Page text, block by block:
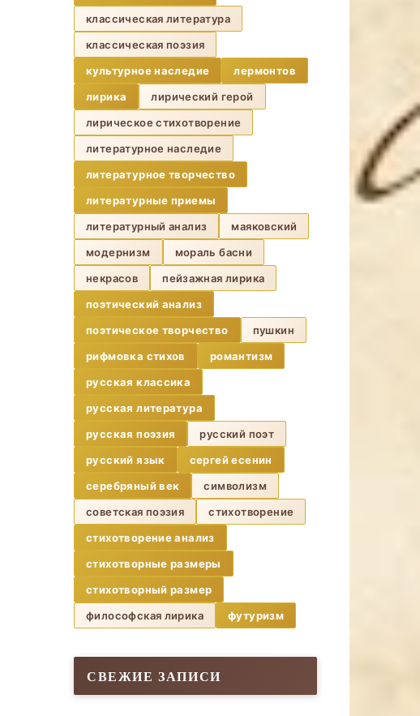
классическая литература
классическая поэзия
культурное наследие
лермонтов
лирика
лирический герой
лирическое стихотворение
литературное наследие
литературное творчество
литературные приемы
литературный анализ
маяковский
модернизм
мораль басни
некрасов
пейзажная лирика
поэтический анализ
поэтическое творчество
пушкин
рифмовка стихов
романтизм
русская классика
русская литература
русская поэзия
русский поэт
русский язык
сергей есенин
серебряный век
символизм
советская поэзия
стихотворение
стихотворение анализ
стихотворные размеры
стихотворный размер
философская лирика
футуризм
СВЕЖИЕ ЗАПИСИ